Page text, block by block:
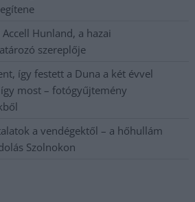
Hunland, a hazai
szereplője
így festett a Duna a két évvel
most – fotógyűjtemény
a vendégektől – a hőhullám
Szolnokon